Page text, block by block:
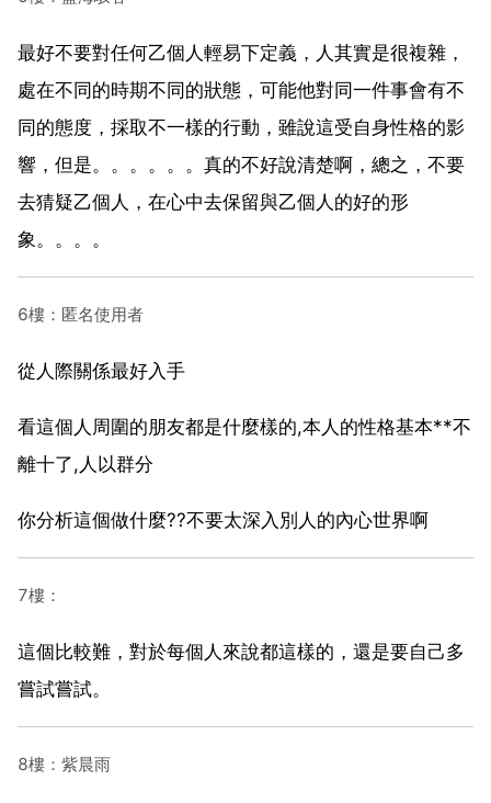
最好不要對任何乙個人輕易下定義，人其實是很複雜，
處在不同的時期不同的狀態，可能他對同一件事會有不
同的態度，採取不一樣的行動，雖說這受自身性格的影
響，但是。。。。。。真的不好說清楚啊，總之，不要
去猜疑乙個人，在心中去保留與乙個人的好的形
象。。。。
6樓：匿名使用者
從人際關係最好入手
看這個人周圍的朋友都是什麼樣的,本人的性格基本**不
離十了,人以群分
你分析這個做什麼??不要太深入別人的內心世界啊
7樓：
這個比較難，對於每個人來說都這樣的，還是要自己多
嘗試嘗試。
8樓：紫晨雨